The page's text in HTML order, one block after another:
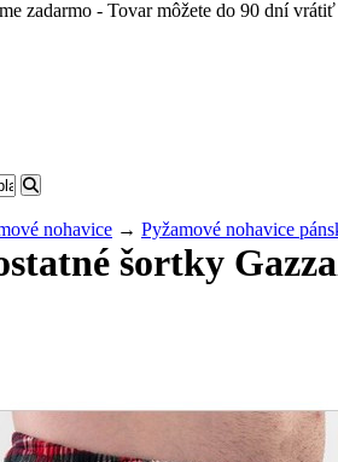
zadarmo - Tovar môžete do 90 dní
nohavice → Pyžamové nohavice
šortky